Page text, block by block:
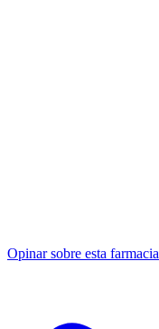
Opinar sobre esta farmacia